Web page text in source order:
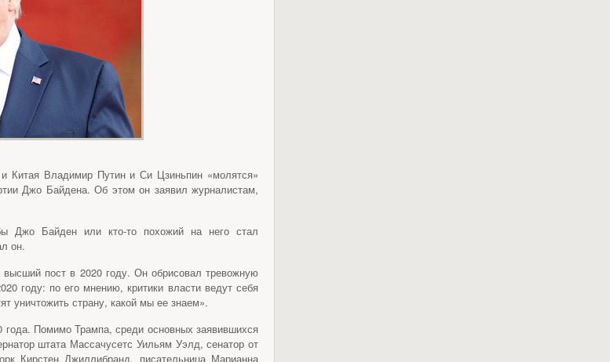
Китая Владимир Путин и Си Цзиньпин «молятся»
Джо Байдена. Об этом он заявил журналистам,
Джо Байден или кто-то похожий на него стал
он.
пост в 2020 году. Он обрисовал тревожную
году: по его мнению, критики власти ведут себя
уничтожить страну, какой мы ее знаем».
Помимо Трампа, среди основных заявившихся
штата Массачусетс Уильям Уэлд, сенатор от
Кирстен Джиллибранд, писательница Марианна